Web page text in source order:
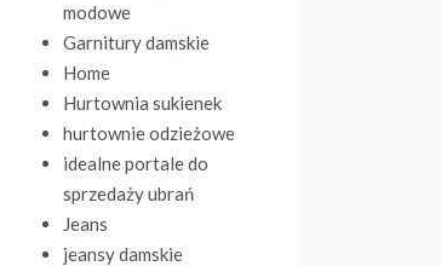
modowe
Garnitury damskie
Home
Hurtownia sukienek
hurtownie odzieżowe
idealne portale do
sprzedaży ubrań
Jeans
jeansy damskie